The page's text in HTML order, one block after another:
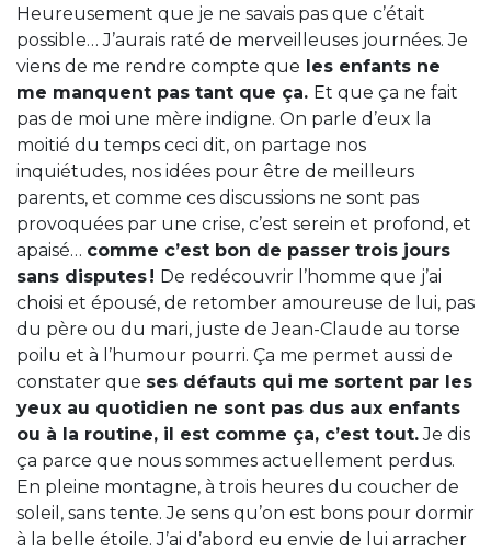
Heureusement que je ne savais pas que c’était
possible… J’aurais raté de merveilleuses journées. Je
viens de me rendre compte que les enfants ne
me manquent pas tant que ça. Et que ça ne fait
pas de moi une mère indigne. On parle d’eux la
moitié du temps ceci dit, on partage nos
inquiétudes, nos idées pour être de meilleurs
parents, et comme ces discussions ne sont pas
provoquées par une crise, c’est serein et profond, et
apaisé… comme c’est bon de passer trois jours
sans disputes ! De redécouvrir l’homme que j’ai
choisi et épousé, de retomber amoureuse de lui, pas
du père ou du mari, juste de Jean-Claude au torse
poilu et à l’humour pourri. Ça me permet aussi de
constater que ses défauts qui me sortent par les
yeux au quotidien ne sont pas dus aux enfants
ou à la routine, il est comme ça, c’est tout.Je dis
ça parce que nous sommes actuellement perdus.
En pleine montagne, à trois heures du coucher de
soleil, sans tente. Je sens qu’on est bons pour dormir
à la belle étoile. J’ai d’abord eu envie de lui arracher